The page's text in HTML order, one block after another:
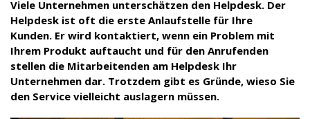
Viele Unternehmen unterschätzen den Helpdesk. Der
Helpdesk ist oft die erste Anlaufstelle für Ihre
Kunden. Er wird kontaktiert, wenn ein Problem mit
Ihrem Produkt auftaucht und für den Anrufenden
stellen die Mitarbeitenden am Helpdesk Ihr
Unternehmen dar. Trotzdem gibt es Gründe, wieso Sie
den Service vielleicht auslagern müssen.